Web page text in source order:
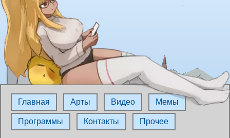
Главная Арты Видео Мемы
Программы Контакты Прочее